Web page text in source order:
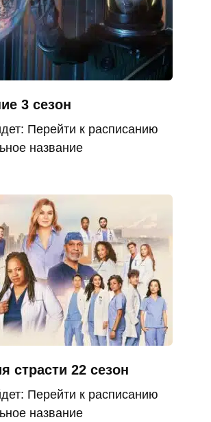
3 сезон
Перейти к расписанию
название
страсти 22 сезон
Перейти к расписанию
название